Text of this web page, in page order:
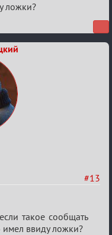
ложки?
#13
такое сообщать
имел ввиду ложки?